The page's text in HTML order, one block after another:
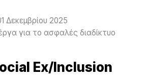
Δεκεμβρίου 2025
για το ασφαλές διαδίκτυο
Ex/Inclusion